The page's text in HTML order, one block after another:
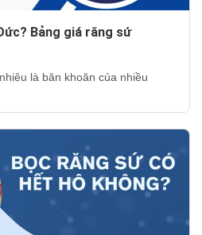
Bảng giá răng sứ
là băn khoăn của nhiều